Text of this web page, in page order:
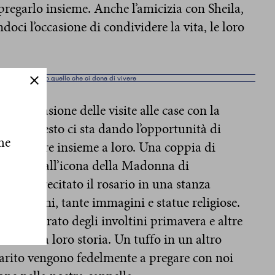
insieme. Anche l’amicizia con Sheila,
l’occasione di condividere la vita, le loro
a Dio per tutto quello che ci dona di vivere
occasione delle visite alle case con la
gesto ci sta dando l’opportunità di
pregare insieme a loro. Una coppia di
all’icona della Madonna di
recitato il rosario in una stanza
tante immagini e statue religiose.
preparato degli involtini primavera e altre
della loro storia. Un tuffo in un altro
vengono fedelmente a pregare con noi